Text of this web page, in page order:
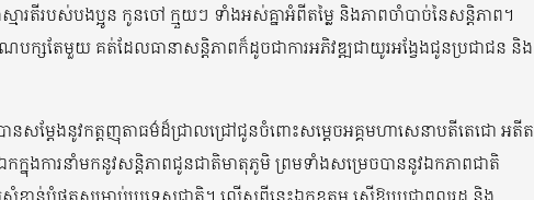
មារតីរបស់បងប្អូន កូនចៅ ក្មួយៗ ទាំងអស់គ្នាអំពីតម្លៃ និងភាពចាំបាច់នៃសន្តិភាព។
ក្សតែមួយ គត់ដែលធានាសន្តិភាពក៏ដូចជាការអភិវឌ្ឍជាយូរអង្វែងជូនប្រជាជន និង
ានសម្តែងនូវកត្តញុតាធម៌ដ៏ជ្រាលជ្រៅជូនចំពោះសម្តេចអគ្គមហាសេនាបតីតេជោ អតីត
កក្នុងការនាំមកនូវសន្តិភាពជូនជាតិមាតុភូមិ ព្រមទាំងសម្រេចបាននូវឯកភាពជាតិ